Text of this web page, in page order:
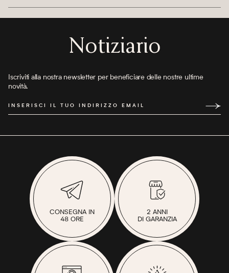
Notiziario
Iscriviti alla nostra newsletter per beneficiare delle nostre ultime
novità.
INSERISCI IL TUO INDIRIZZO EMAIL
CONSEGNA IN
48 ORE
2 ANNI
DI GARANZIA